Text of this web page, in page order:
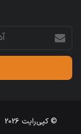
آدرس
ایمیل
خود
وارد
© کپی‌رایت 2026